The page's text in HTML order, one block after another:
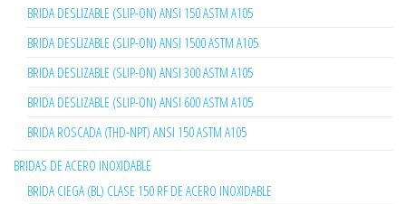
BRIDA DESLIZABLE (SLIP-ON) ANSI 150 ASTM A105
BRIDA DESLIZABLE (SLIP-ON) ANSI 1500 ASTM A105
BRIDA DESLIZABLE (SLIP-ON) ANSI 300 ASTM A105
BRIDA DESLIZABLE (SLIP-ON) ANSI 600 ASTM A105
BRIDA ROSCADA (THD-NPT) ANSI 150 ASTM A105
BRIDAS DE ACERO INOXIDABLE
BRIDA CIEGA (BL) CLASE 150 RF DE ACERO INOXIDABLE